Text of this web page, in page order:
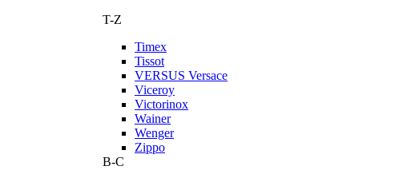
T-Z
Timex
Tissot
VERSUS Versace
Viceroy
Victorinox
Wainer
Wenger
Zippo
В-С